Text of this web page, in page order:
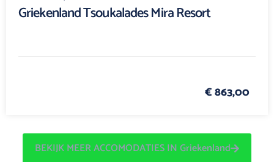
Griekenland Tsoukalades Mira Resort
€ 863,00
BEKIJK MEER ACCOMODATIES IN Griekenland